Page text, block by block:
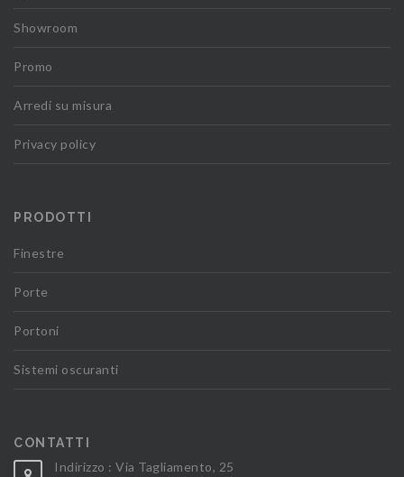
Showroom
Promo
Arredi su misura
Privacy policy
PRODOTTI
Finestre
Porte
Portoni
Sistemi oscuranti
CONTATTI
Indirizzo : Via Tagliamento, 25